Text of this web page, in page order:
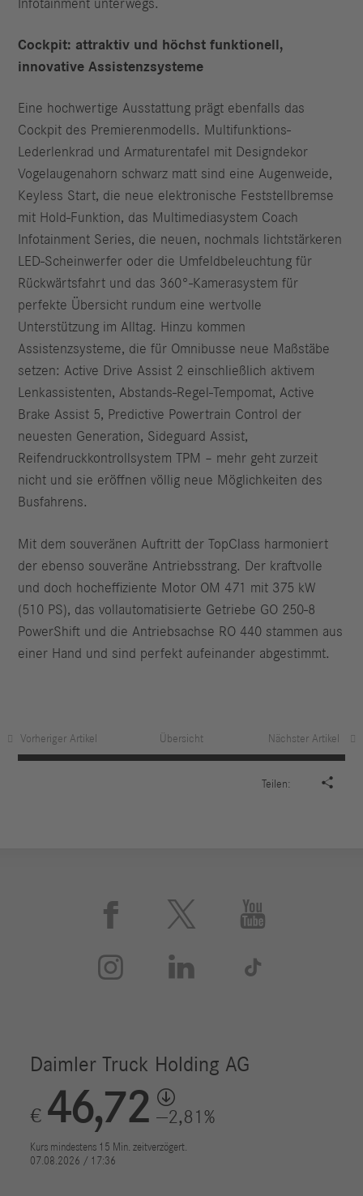
Infotainment unterwegs.
Cockpit: attraktiv und höchst funktionell,
innovative Assistenzsysteme
Eine hochwertige Ausstattung prägt ebenfalls das
Cockpit des Premierenmodells. Multifunktions-
Lederlenkrad und Armaturentafel mit Designdekor
Vogelaugenahorn schwarz matt sind eine Augenweide,
Keyless Start, die neue elektronische Feststellbremse
mit Hold-Funktion, das Multimediasystem Coach
Infotainment Series, die neuen, nochmals lichtstärkeren
LED-Scheinwerfer oder die Umfeldbeleuchtung für
Rückwärtsfahrt und das 360°-Kamerasystem für
perfekte Übersicht rundum eine wertvolle
Unterstützung im Alltag. Hinzu kommen
Assistenzsysteme, die für Omnibusse neue Maßstäbe
setzen: Active Drive Assist 2 einschließlich aktivem
Lenkassistenten, Abstands-Regel-Tempomat, Active
Brake Assist 5, Predictive Powertrain Control der
neuesten Generation, Sideguard Assist,
Reifendruckkontrollsystem TPM – mehr geht zurzeit
nicht und sie eröffnen völlig neue Möglichkeiten des
Busfahrens.
Mit dem souveränen Auftritt der TopClass harmoniert
der ebenso souveräne Antriebsstrang. Der kraftvolle
und doch hocheffiziente Motor OM 471 mit 375 kW
(510 PS), das vollautomatisierte Getriebe GO 250-8
PowerShift und die Antriebsachse RO 440 stammen aus
einer Hand und sind perfekt aufeinander abgestimmt.
Vorheriger Artikel Übersicht Nächster Artikel
Teilen: 
 


 